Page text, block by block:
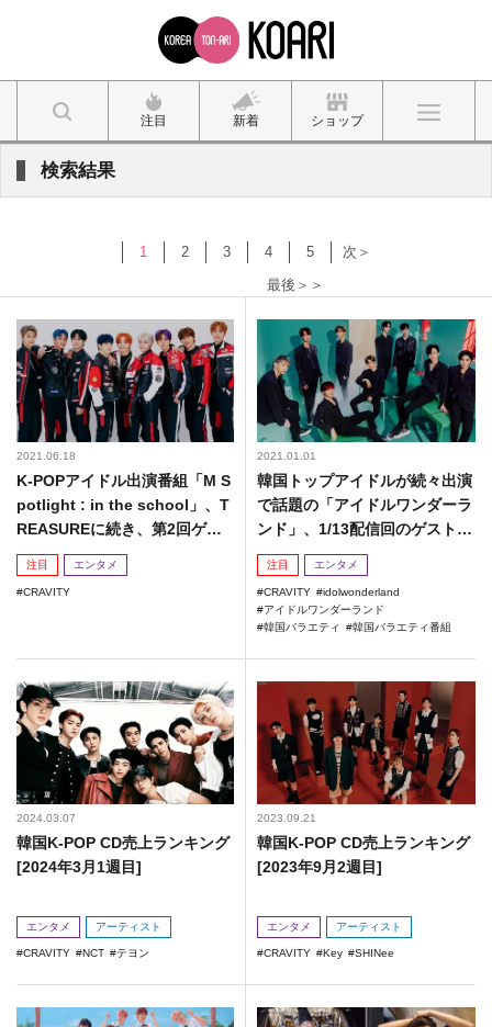
注目 新着 ショップ
検索結果
1 2 3 4 5
次＞
最後＞＞
2021.06.18
K-POPアイドル出演番組「M S
potlight : in the school」、T
REASUREに続き、第2回ゲス
トにCRAVITYの出演が決定！
注目 エンタメ
CRAVITY
2021.01.01
韓国トップアイドルが続々出演
で話題の「アイドルワンダーラ
ンド」、1/13配信回のゲストに
CRAVITYの出演が決定！
注目 エンタメ
CRAVITY
idolwonderland
アイドルワンダーランド
韓国バラエティ
韓国バラエティ番組
2024.03.07
韓国K-POP CD売上ランキング
[2024年3月1週目]
エンタメ アーティスト
CRAVITY NCT テヨン
2023.09.21
韓国K-POP CD売上ランキング
[2023年9月2週目]
エンタメ アーティスト
CRAVITY Key SHINee